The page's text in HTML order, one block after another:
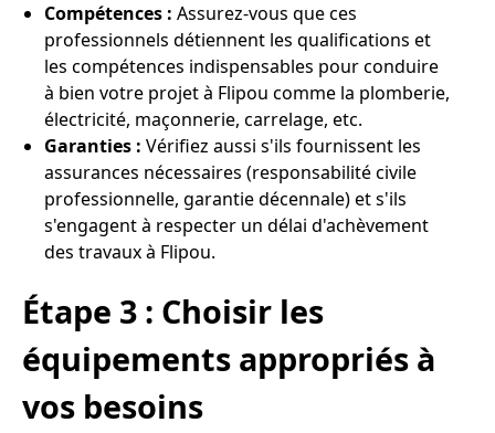
Compétences : Assurez-vous que ces
professionnels détiennent les qualifications et
les compétences indispensables pour conduire
à bien votre projet à Flipou comme la plomberie,
électricité, maçonnerie, carrelage, etc.
Garanties : Vérifiez aussi s'ils fournissent les
assurances nécessaires (responsabilité civile
professionnelle, garantie décennale) et s'ils
s'engagent à respecter un délai d'achèvement
des travaux à Flipou.
Étape 3 : Choisir les
équipements appropriés à
vos besoins